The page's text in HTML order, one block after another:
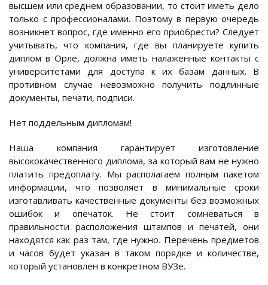
высшем или среднем образовании, то стоит иметь дело
только с профессионалами. Поэтому в первую очередь
возникнет вопрос, где именно его приобрести? Следует
учитывать, что компания, где вы планируете купить
диплом в Орле, должна иметь налаженные контакты с
университетами для доступа к их базам данных. В
противном случае невозможно получить подлинные
документы, печати, подписи.
Нет поддельным дипломам!
Наша компания гарантирует изготовление
высококачественного диплома, за который вам не нужно
платить предоплату. Мы располагаем полным пакетом
информации, что позволяет в минимальные сроки
изготавливать качественные документы без возможных
ошибок и опечаток. Не стоит сомневаться в
правильности расположения штампов и печатей, они
находятся как раз там, где нужно. Перечень предметов
и часов будет указан в таком порядке и количестве,
который установлен в конкретном ВУЗе.